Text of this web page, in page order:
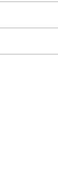
：57cm
とがあります。